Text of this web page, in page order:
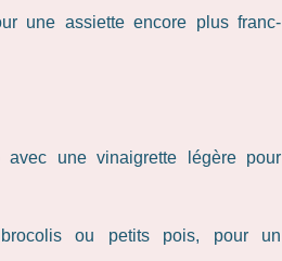
une assiette encore plus franc-
avec une vinaigrette légère pour
ou petits pois, pour un